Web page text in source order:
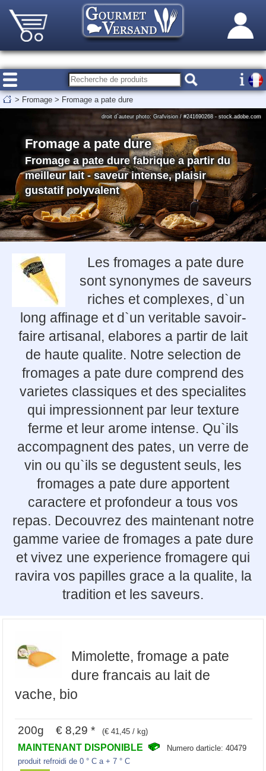
> Fromage > Fromage a pate dure
Fromage a pate dure
Fromage a pate dure fabrique a partir du
meilleur lait - saveur intense, plaisir
gustatif polyvalent
droit d`auteur photo: Grafvision / #241690268 - stock.adobe.com
Les fromages a pate dure
sont synonymes de saveurs
riches et complexes, d`un
long affinage et d`un veritable savoir-
faire artisanal, elabores a partir de lait
de haute qualite. Notre selection de
fromages a pate dure comprend des
varietes classiques et des specialites
qui impressionnent par leur texture
ferme et leur arome intense. Qu`ils
accompagnent des pates, un verre de
vin ou qu`ils se degustent seuls, les
fromages a pate dure apportent
caractere et profondeur a tous vos
repas. Decouvrez des maintenant notre
gamme variee de fromages a pate dure
et vivez une experience fromagere qui
ravira vos papilles grace a la qualite, la
tradition et les saveurs.
Mimolette, fromage a pate
dure francais au lait de
vache, bio
200g € 8,29 * (€ 41,45 / kg)
MAINTENANT DISPONIBLE
Numero darticle: 40479
produit refroidi de 0 ° C a + 7 ° C